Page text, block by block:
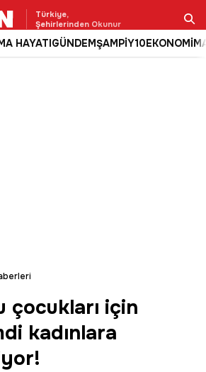
Türkiye,
Şehirlerinden Okunur
HAYATIGÜNDEMŞAMPİY10EKONOMİ
Ara
çocukları için
kadınlara